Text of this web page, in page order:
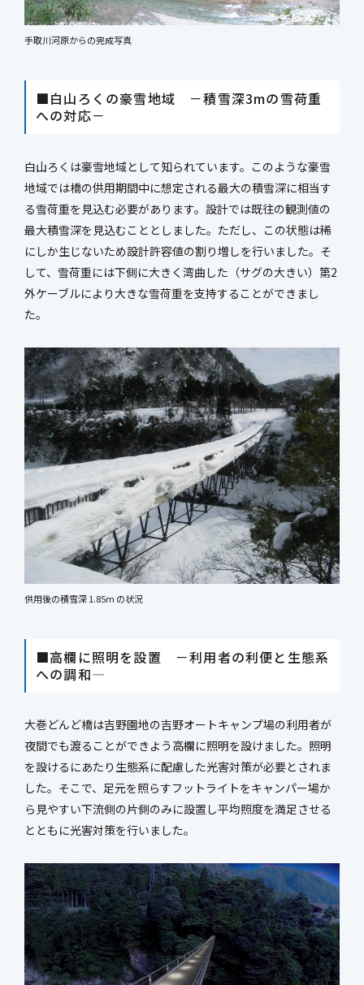
手取川河原からの完成写真
■白山ろくの豪雪地域 －積雪深3mの雪荷重
への対応－
白山ろくは豪雪地域として知られています。このような豪雪
地域では橋の供用期間中に想定される最大の積雪深に相当す
る雪荷重を見込む必要があります。設計では既往の観測値の
最大積雪深を見込むこととしました。ただし、この状態は稀
にしか生じないため設計許容値の割り増しを行いました。そ
して、雪荷重には下側に大きく湾曲した（サグの大きい）第2
外ケーブルにより大きな雪荷重を支持することができまし
た。
供用後の積雪深 1.85m の状況
■高欄に照明を設置 －利用者の利便と生態系
への調和―
大巻どんど橋は吉野園地の吉野オートキャンプ場の利用者が
夜間でも渡ることができよう高欄に照明を設けました。照明
を設けるにあたり生態系に配慮した光害対策が必要とされま
した。そこで、足元を照らすフットライトをキャンパー場か
ら見やすい下流側の片側のみに設置し平均照度を満足させる
とともに光害対策を行いました。